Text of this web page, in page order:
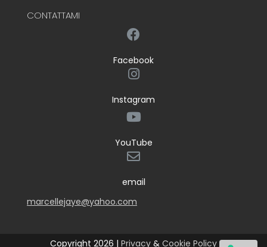
CONTATTAMI
Facebook
Instagram
YouTube
email
marcellejaye@yahoo.com
Copyright 2026 | Privacy & Cookie Policy